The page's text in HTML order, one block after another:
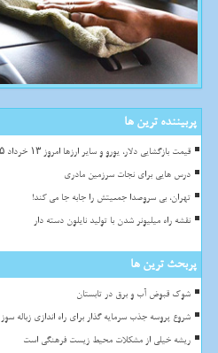
پربیننده ترین ها
قیمت بازگشایی دلار، یورو و سایر ارزها امروز ۱۳ خرداد ۱۴۰۵ به همراه جدول
درس هایی برای نجات سرزمین مادری
تهران، بی سروصدا جمعیتش را جابه جا می کند!
نقشه راه میلیونر شدن با تولید نایلون دسته دار
پربحث ترین ها
شوک قبوض آب و برق در تابستان
شروع پروسه جذب سرمایه گذار برای راه اندازی زباله سوز ۳۰۰ تنی اصفهان
ریشه خیلی از مشکلات محیط زیست فرهنگی است